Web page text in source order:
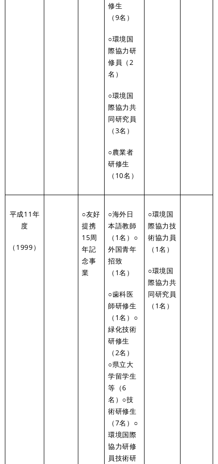
修生
（9名）
○環境国
際協力研
修員（2
名）
○環境国
際協力共
同研究員
（3名）
○農業者
研修生
（10名）
平成11年
度
（1999）
○友好
提携
15周
年記
念事
業
○海外日
本語教師
（1名）○
外国青年
招致
（1名）
○歯科医
師研修生
（1名）○
緑化技術
研修生
（2名）
○県立大
学留学生
等（6
名）○技
術研修生
（7名）○
環境国際
協力研修
員技術研
○環境国
際協力技
術協力員
（1名）
○環境国
際協力共
同研究員
（1名）